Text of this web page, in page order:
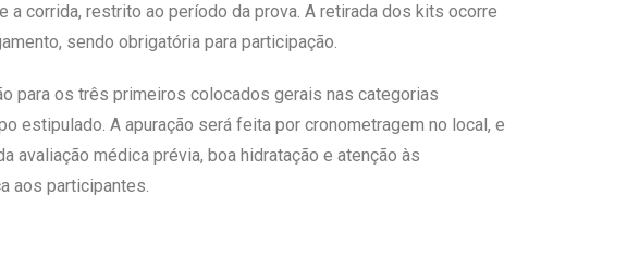
corrida, restrito ao período da prova. A retirada dos kits ocorre
sendo obrigatória para participação.
para os três primeiros colocados gerais nas categorias
estipulado. A apuração será feita por cronometragem no local, e
avaliação médica prévia, boa hidratação e atenção às
aos participantes.